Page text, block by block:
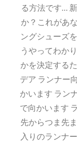
る方法です…
か？これがあ
ングシューズ
うやってわか
かを決定する
デア ランナー
かいます ラン
で向かいます
先からつま先
入りのランナ